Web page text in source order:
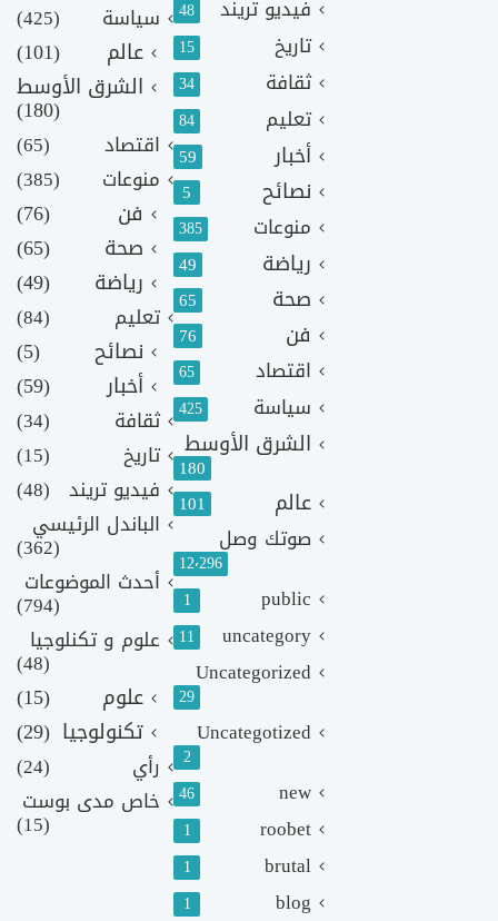
فيديو تريند 48
تاريخ 15
ثقافة 34
تعليم 84
أخبار 59
نصائح 5
منوعات 385
رياضة 49
صحة 65
فن 76
اقتصاد 65
سياسة 425
الشرق الأوسط
180
عالم 101
صوتك وصل
12٬296
public
1
uncategory
11
Uncategorized
29
Uncategotized
2
new
46
roobet
1
brutal
1
blog
1
سياسة
(425)
عالم
(101)
الشرق الأوسط
(180)
اقتصاد
(65)
منوعات
(385)
فن
(76)
صحة
(65)
رياضة
(49)
تعليم (84)
نصائح
(5)
أخبار
(59)
ثقافة
(34)
تاريخ
(15)
فيديو تريند (48)
الباندل الرئيسي
(362)
أحدث الموضوعات
(794)
علوم و تكنلوجيا
(48)
علوم
(15)
تكنولوجيا (29)
رأي
(24)
خاص مدى بوست
(15)